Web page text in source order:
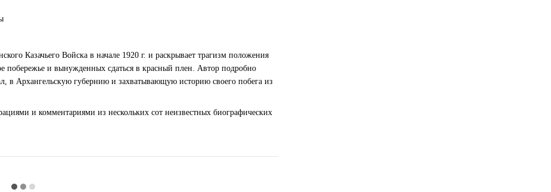
Казачьего Войска в начале 1920 г. и раскрывает трагизм положения
побережье и вынужденных сдаться в красный плен. Автор подробно
в Архангельскую губернию и захватывающую историю своего побега из
и комментариями из нескольких сот неизвестных биографических